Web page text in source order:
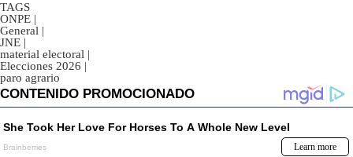
TAGS
ONPE |
General |
JNE |
material electoral |
Elecciones 2026 |
paro agrario